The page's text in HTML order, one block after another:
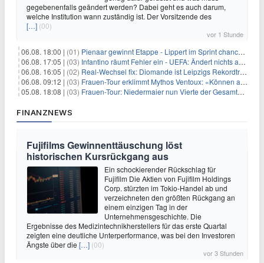
gegebenenfalls geändert werden? Dabei geht es auch darum,
welche Institution wann zuständig ist. Der Vorsitzende des
[…] (00)
vor 1 Stunde
06.08. 18:00 | (01) Pienaar gewinnt Etappe - Lippert im Sprint chancenlos
06.08. 17:05 | (03) Infantino räumt Fehler ein - UEFA: Ändert nichts an Boykott
06.08. 16:05 | (02) Real-Wechsel fix: Diomande ist Leipzigs Rekordtransfer
06.08. 09:12 | (03) Frauen-Tour erklimmt Mythos Ventoux: «Können alles schaffen»
05.08. 18:08 | (03) Frauen-Tour: Niedermaier nun Vierte der Gesamtwertung
FINANZNEWS
Fujifilms Gewinnenttäuschung löst
historischen Kursrückgang aus
Ein schockierender Rückschlag für
Fujifilm Die Aktien von Fujifilm Holdings
Corp. stürzten im Tokio-Handel ab und
verzeichneten den größten Rückgang an
einem einzigen Tag in der
Unternehmensgeschichte. Die
Ergebnisse des Medizintechnikherstellers für das erste Quartal
zeigten eine deutliche Unterperformance, was bei den Investoren
Ängste über die […] (00)
vor 3 Stunden